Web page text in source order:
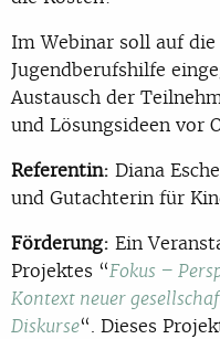
Im Webinar soll auf
Jugendberufshilfe
Austausch der
und Lösungsideen vor
Referentin: Diana
und Gutachterin für
Förderung: Ein
Projektes “Fokus –
Kontext neuer
Diskurse“. Dieses